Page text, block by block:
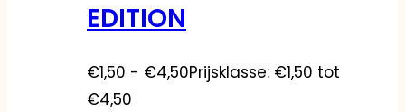
EDITION
€1,50 - €4,50Prijsklasse: €1,50 tot
€4,50